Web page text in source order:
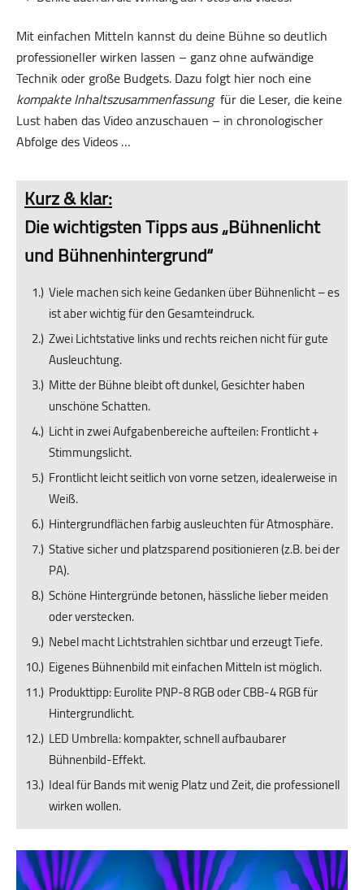
Mit einfachen Mitteln kannst du deine Bühne so deutlich
professioneller wirken lassen – ganz ohne aufwändige
Technik oder große Budgets. Dazu folgt hier noch eine
kompakte Inhaltszusammenfassungfür die Leser, die keine
Lust haben das Video anzuschauen – in chronologischer
Abfolge des Videos …
Kurz & klar:
Die wichtigsten Tipps aus „Bühnenlicht
und Bühnenhintergrund“
Viele machen sich keine Gedanken über Bühnenlicht – es
ist aber wichtig für den Gesamteindruck.
Zwei Lichtstative links und rechts reichen nicht für gute
Ausleuchtung.
Mitte der Bühne bleibt oft dunkel, Gesichter haben
unschöne Schatten.
Licht in zwei Aufgabenbereiche aufteilen: Frontlicht +
Stimmungslicht.
Frontlicht leicht seitlich von vorne setzen, idealerweise in
Weiß.
Hintergrundflächen farbig ausleuchten für Atmosphäre.
Stative sicher und platzsparend positionieren (z.B. bei der
PA).
Schöne Hintergründe betonen, hässliche lieber meiden
oder verstecken.
Nebel macht Lichtstrahlen sichtbar und erzeugt Tiefe.
Eigenes Bühnenbild mit einfachen Mitteln ist möglich.
Produkttipp: Eurolite PNP-8 RGB oder CBB-4 RGB für
Hintergrundlicht.
LED Umbrella: kompakter, schnell aufbaubarer
Bühnenbild-Effekt.
Ideal für Bands mit wenig Platz und Zeit, die professionell
wirken wollen.